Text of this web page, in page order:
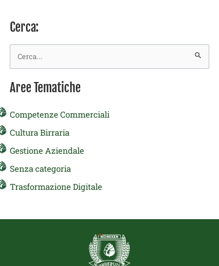
Cerca:
Cerca:
Aree Tematiche
Competenze Commerciali
Cultura Birraria
Gestione Aziendale
Senza categoria
Trasformazione Digitale